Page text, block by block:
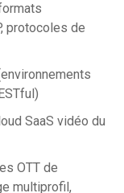
protocoles de
SaaS vidéo du
OTT de
multiprofil,